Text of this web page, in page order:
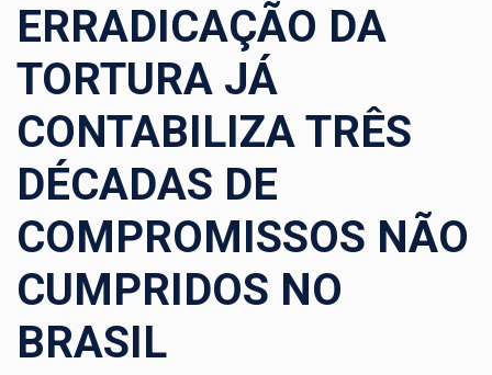
ERRADICAÇÃO DA
TORTURA JÁ
CONTABILIZA TRÊS
DÉCADAS DE
COMPROMISSOS NÃO
CUMPRIDOS NO
BRASIL